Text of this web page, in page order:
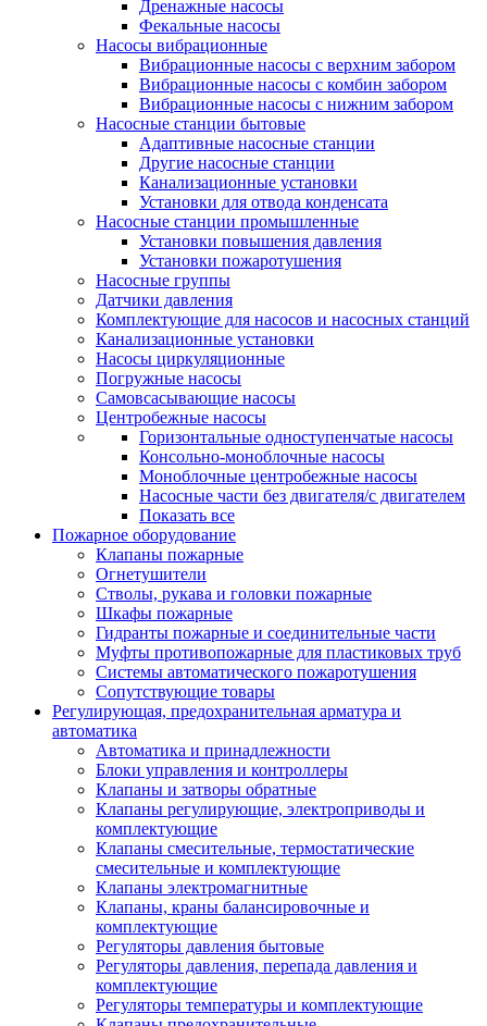
Дренажные насосы
Фекальные насосы
Насосы вибрационные
Вибрационные насосы с верхним забором
Вибрационные насосы с комбин забором
Вибрационные насосы с нижним забором
Насосные станции бытовые
Адаптивные насосные станции
Другие насосные станции
Канализационные установки
Установки для отвода конденсата
Насосные станции промышленные
Установки повышения давления
Установки пожаротушения
Насосные группы
Датчики давления
Комплектующие для насосов и насосных станций
Канализационные установки
Насосы циркуляционные
Погружные насосы
Самовсасывающие насосы
Центробежные насосы
Горизонтальные одноступенчатые насосы
Консольно-моноблочные насосы
Моноблочные центробежные насосы
Насосные части без двигателя/с двигателем
Показать все
Пожарное оборудование
Клапаны пожарные
Огнетушители
Стволы, рукава и головки пожарные
Шкафы пожарные
Гидранты пожарные и соединительные части
Муфты противопожарные для пластиковых труб
Системы автоматического пожаротушения
Сопутствующие товары
Регулирующая, предохранительная арматура и
автоматика
Автоматика и принадлежности
Блоки управления и контроллеры
Клапаны и затворы обратные
Клапаны регулирующие, электроприводы и
комплектующие
Клапаны смесительные, термостатические
смесительные и комплектующие
Клапаны электромагнитные
Клапаны, краны балансировочные и
комплектующие
Регуляторы давления бытовые
Регуляторы давления, перепада давления и
комплектующие
Регуляторы температуры и комплектующие